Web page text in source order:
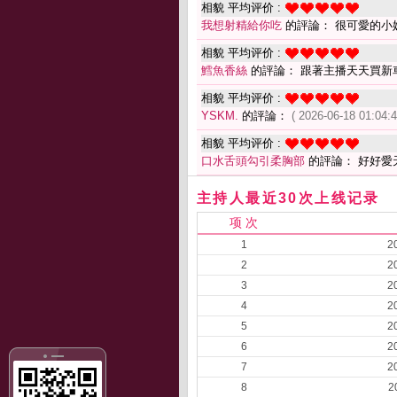
相貌 平均评价 :
我想射精給你吃 的評論： 很可愛的小
相貌 平均评价 :
鱈魚香絲 的評論： 跟著主播天天買新
相貌 平均评价 :
YSKM. 的評論： ( 2026-06-18
相貌 平均评价 :
口水舌頭勾引柔胸部 的評論： 好好愛
主持人最近30次上线记录
项 次
1
2
3
4
5
6
7
8